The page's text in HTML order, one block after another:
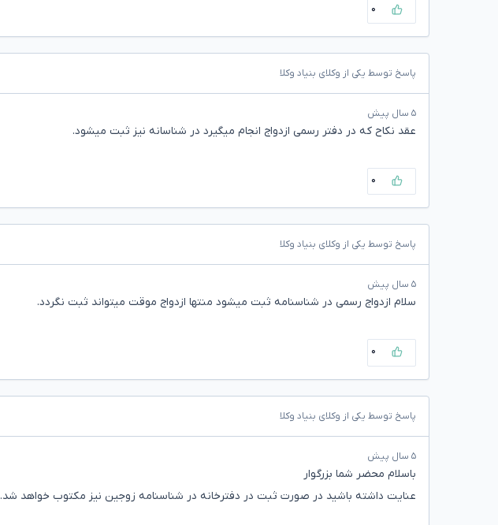
۰
پاسخ توسط یکی از وکلای بنیاد وکلا
۵ سال پیش
عقد نکاح که در دفتر رسمی ازدواج انجام میگیرد در شناسانه نیز ثبت میشود.
۰
پاسخ توسط یکی از وکلای بنیاد وکلا
۵ سال پیش
سلام ازدواج رسمی در شناسنامه ثبت میشود منتها ازدواج موقت میتواند ثبت نگردد.
۰
پاسخ توسط یکی از وکلای بنیاد وکلا
۵ سال پیش
باسلام محضر شما بزرگوار
عنایت داشته باشید در صورت ثبت در دفترخانه در شناسنامه زوجین نیز مکتوب خواهد شد.